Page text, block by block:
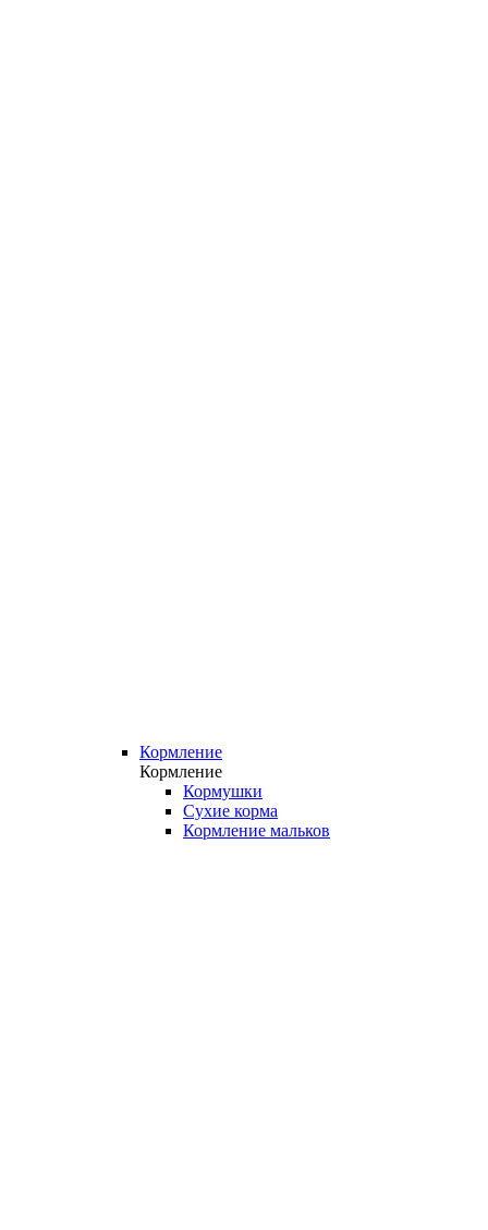
Кормление
Кормление
Кормушки
Сухие корма
Кормление мальков